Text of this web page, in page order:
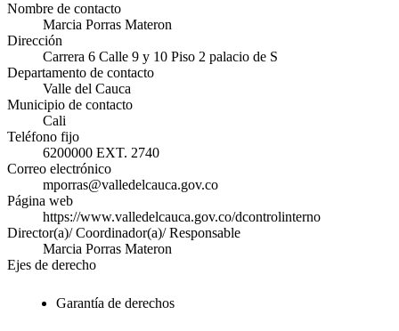
Nombre de contacto
Marcia Porras Materon
Dirección
Carrera 6 Calle 9 y 10 Piso 2 palacio de S
Departamento de contacto
Valle del Cauca
Municipio de contacto
Cali
Teléfono fijo
6200000 EXT. 2740
Correo electrónico
mporras@valledelcauca.gov.co
Página web
https://www.valledelcauca.gov.co/dcontrolinterno
Director(a)/ Coordinador(a)/ Responsable
Marcia Porras Materon
Ejes de derecho
Garantía de derechos